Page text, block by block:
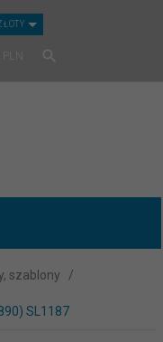
szablony
SL1187